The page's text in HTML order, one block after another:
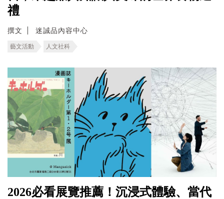
禮
撰文 迷誠品內容中心
藝文活動 人文社科
2026必看展覽推薦！沉浸式體驗、當代